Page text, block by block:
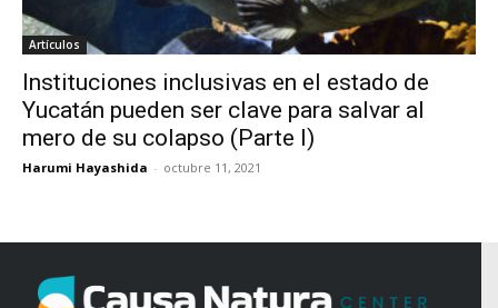
Artículos
Instituciones inclusivas en el estado de
Yucatán pueden ser clave para salvar al
mero de su colapso (Parte I)
Harumi Hayashida - octubre 11, 2021